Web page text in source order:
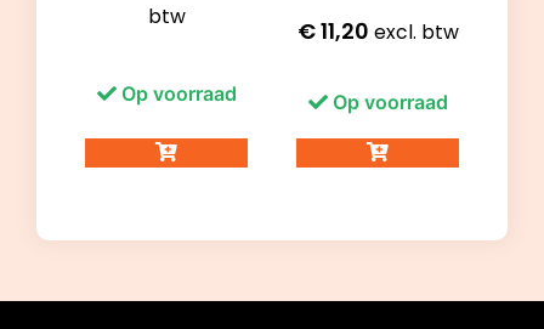
btw
Op voorraad
€11,20 excl. btw
Op voorraad